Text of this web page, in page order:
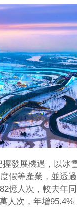
發展機遇，以冰
假等產業，並透
億人次，較去年
人次，年增